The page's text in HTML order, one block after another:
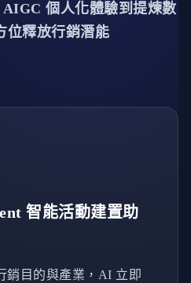
個人化體驗到提煉數
位釋放行銷潛能
智能活動建置助
銷目的與產業，AI 立即